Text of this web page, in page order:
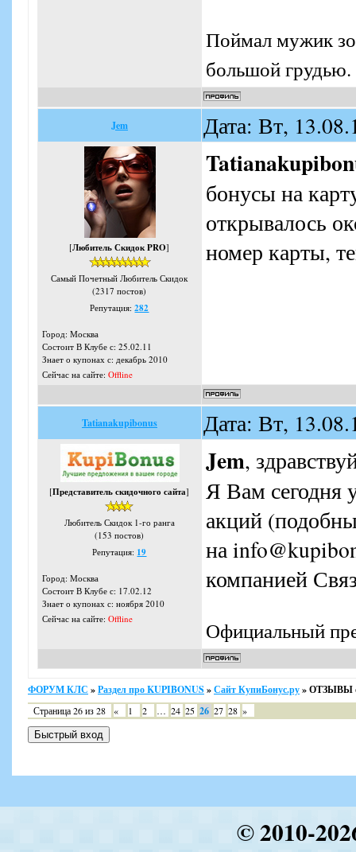
Поймал мужик
большой грудью.
Jem Дата: Вт,
[Любитель Скидок PRO]
Самый Почетный Любитель Скидок
(2317 постов)
Репутация:282
Город: Москва
Состоит В Клубе с: 25.02.11
Знает о купонах с: декабрь 2010
Сейчас на сайте: Offline
бонусы на
открывалось
номер карты,
Tatianakupibonus Дата: Вт,
[Представитель скидочного сайта]
Любитель Скидок 1-го ранга
(153 постов)
Репутация: 19
Город: Москва
Состоит В Клубе с: 17.02.12
Знает о купонах с: ноября 2010
Сейчас на сайте: Offline
Jem,
Я Вам сегодня
акций
на
компанией
Официальный
ФОРУМ КЛС »Раздел про KUPIBONUS»Сайт КупиБонус.ру»ОТЗЫВЫ
Страница26из28 « 1 2 … 24 25 26 27 28 »
© 2010-